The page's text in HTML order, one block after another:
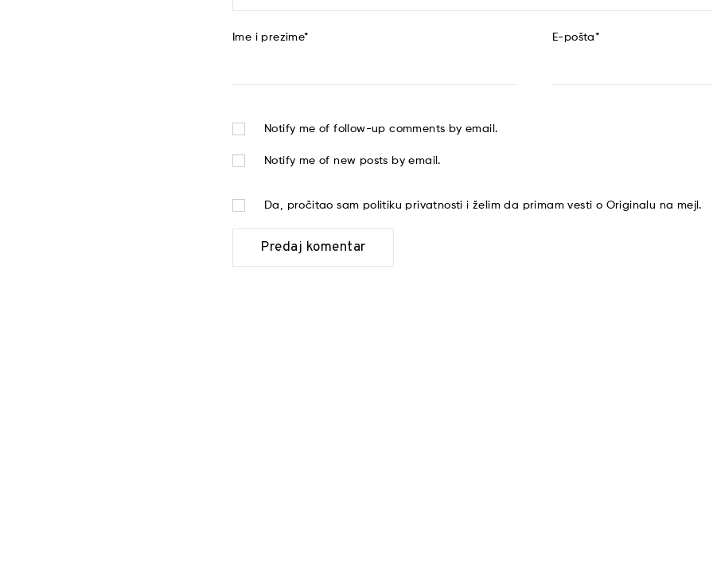
Ime i prezime* E-pošta*
Notify me of follow-up comments by email.
Notify me of new posts by email.
Da, pročitao sam politiku privatnosti i želim da primam vesti o Originalu na mejl.